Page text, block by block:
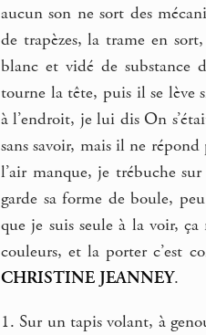
aucun son ne sort des
de trapèzes, la trame en
blanc et vidé de substance
tourne la tête, puis il se lève
à l’endroit, je lui dis On
sans savoir, mais il ne répond
l’air manque, je trébuche
garde sa forme de boule,
que je suis seule à la voir, ça
couleurs, et la porter c’est
CHRISTINE JEANNEY.
1. Sur un tapis volant, à